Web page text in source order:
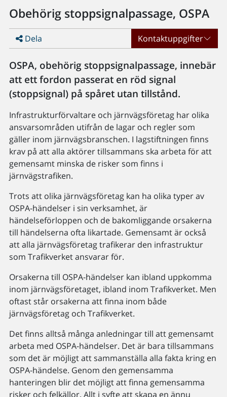
Obehörig stoppsignalpassage, OSPA
Dela Kontaktuppgifter
OSPA, obehörig stoppsignalpassage, innebär
att ett fordon passerat en röd signal
(stoppsignal) på spåret utan tillstånd.
Infrastrukturförvaltare och järnvägsföretag har olika
ansvarsområden utifrån de lagar och regler som
gäller inom järnvägsbranschen. I lagstiftningen finns
krav på att alla aktörer tillsammans ska arbeta för att
gemensamt minska de risker som finns i
järnvägstrafiken.
Trots att olika järnvägsföretag kan ha olika typer av
OSPA-händelser i sin verksamhet, är
händelseförloppen och de bakomliggande orsakerna
till händelserna ofta likartade. Gemensamt är också
att alla järnvägsföretag trafikerar den infrastruktur
som Trafikverket ansvarar för.
Orsakerna till OSPA-händelser kan ibland uppkomma
inom järnvägsföretaget, ibland inom Trafikverket. Men
oftast står orsakerna att finna inom både
järnvägsföretag och Trafikverket.
Det finns alltså många anledningar till att gemensamt
arbeta med OSPA-händelser. Det är bara tillsammans
som det är möjligt att sammanställa alla fakta kring en
OSPA-händelse. Genom den gemensamma
hanteringen blir det möjligt att finna gemensamma
risker och felkällor. Allt i syfte att skapa en ännu